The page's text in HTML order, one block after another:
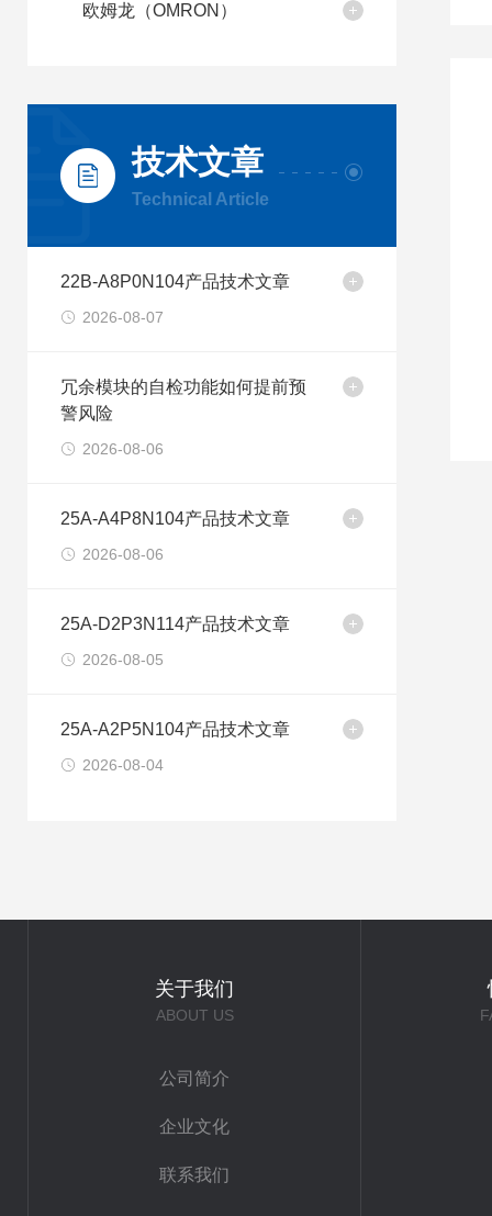
欧姆龙（OMRON）
技术文章
Technical Article
22B-A8P0N104产品技术文章
2026-08-07
冗余模块的自检功能如何提前预
警风险
2026-08-06
25A-A4P8N104产品技术文章
2026-08-06
25A-D2P3N114产品技术文章
2026-08-05
25A-A2P5N104产品技术文章
2026-08-04
关于我们
ABOUT US
公司简介
企业文化
联系我们